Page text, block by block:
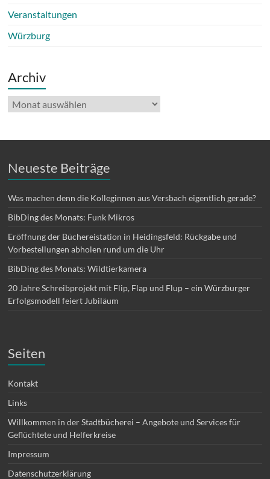
Veranstaltungen
Würzburg
Archiv
Archiv
Neueste Beiträge
Was machen denn die Kolleginnen aus Versbach eigentlich gerade?
BibDing des Monats: Funk Mikros
Eröffnung der Büchereistation in Heidingsfeld: Rückgabe und
Vorbestellungen abholen rund um die Uhr
BibDing des Monats: Wildtierkamera
20 Jahre Schreibprojekt mit Flip, Flap und Flup – ein Würzburger
Erfolgsmodell feiert Jubiläum
Seiten
Kontakt
Links
Willkommen in der Stadtbücherei – Angebote und Services für
Geflüchtete und Helferkreise
Impressum
Datenschutzerklärung